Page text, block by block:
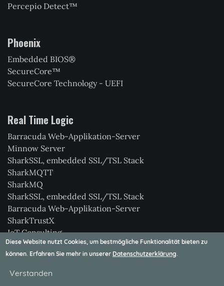
Percepio Detect™
Phoenix
Embedded BIOS®
SecureCore™
SecureCore Technology - UEFI
Real Time Logic
Barracuda Web-Applikation-Server
Minnow Server
SharkSSL, embedded SSL/TSL Stack
SharkMQTT
SharkMQ
SharkSSL, embedded SSL/TSL Stack
Barracuda Web-Applikation-Server
SharkTrustX
IoT Consulting
Xedge
Diese Website nutzt Cookies, um bestmögliche Funktionalität bieten zu
können. Erfahren Sie mehr in unserer Datenschutzerklärung.
Verstanden